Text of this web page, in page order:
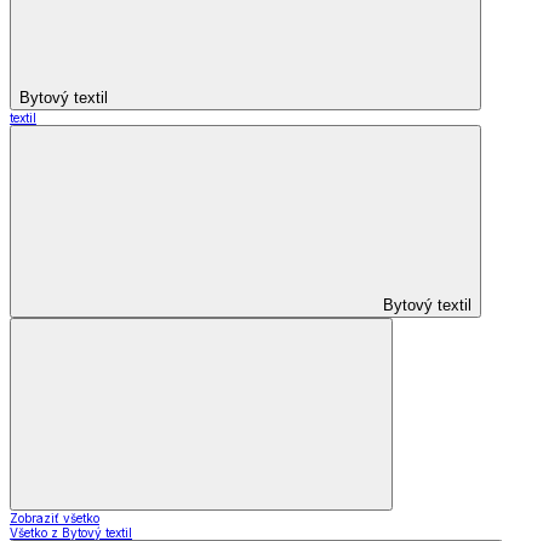
Bytový textil
textil
Bytový textil
Zobraziť všetko
Všetko z Bytový textil